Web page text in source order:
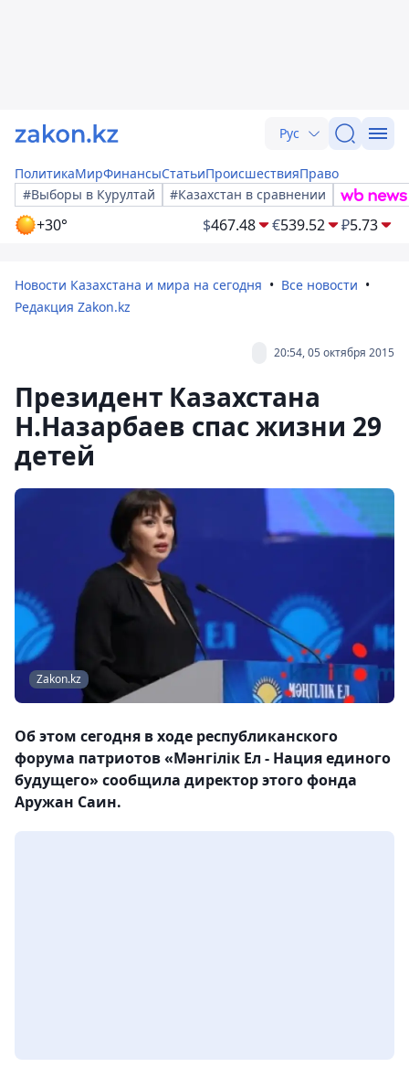
Рус
ПолитикаМирФинансыСтатьиПроисшествияПраво
#Выборы в Курултай
#Казахстан в сравнении
+30° $467.48 €539.52 ₽5.73
Новости Казахстана и мира на сегодня
Все новости
Редакция Zakon.kz
20:54, 05 октября 2015
Президент Казахстана
Н.Назарбаев спас жизни 29
детей
Zakon.kz
Об этом сегодня в ходе республиканского
форума патриотов «Мәнгілік Ел - Нация единого
будущего» сообщила директор этого фонда
Аружан Саин.